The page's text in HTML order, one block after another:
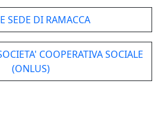
SEDE DI RAMACCA
COOPERATIVA SOCIALE
(ONLUS)